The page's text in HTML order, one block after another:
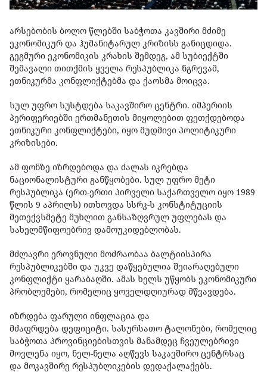
არსებობის ბოლო წლებში საბჭოთა კავშირი მძიმე
ეკონომიკურ და ჰუმანიტარულ კრიზისს განიცდიდა.
გეგმური ეკონომიკის კრახის შემდეგ, ამ სუბიექტში
შემავალი თითქმის ყველა რესპუბლიკა ნგრევამ,
ეთნიკურმა კონფლიქტებმა და ქაოსმა მოიცვა.
სულ უფრო სუსტდება საკავშირო ცენტრი. იმპერიის
პერიფერიებში ერთმანეთის მიყოლებით ფეთქდებოდა
ეთნიკური კონფლიქტები, იყო მუდმივი პოლიტიკური
კრიზისები.
ამ ფონზე იზრდებოდა და ძალას იკრებდა
ნაციონალისტური განწყობები. სულ უფრო მეტი
რესპუბლიკა (ერთ-ერთი პირველი საქართველო იყო 1989
წლის 9 აპრილს) ითხოვდა სსრკ-ს კონსტიტუციის
მეთექვსმეტე მუხლით განსაზღვრულ უფლებას და
სახელმწიფოებრივ დამოუკიდებლობას.
მძლავრი ეროვნული მოძრაობაა ბალტიისპირა
რესპუბლიკებში და უკვე დაწყებულია შეიარაღებული
კონფლიქტი ყარაბაღში. ამას ხელს უწყობს ეკონომიკური
პრობლემები, რომელიც ყოველდღიურად მწვავდება.
იზრდება ფარული ინფლაცია და
მძაფრდება დეფიციტი. სასურსათო ტალონები, რომელიც
საბჭოთა პროვინციებისთვის მანამდეც ჩვეულებრივი
მოვლენა იყო, ნელ-ნელა აღწევს საკავშირო ცენტრსაც
და მოკავშირე რესპუბლიკების დედაქალაქებს.